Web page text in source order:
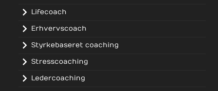
Lifecoach
Erhvervscoach
Styrkebaseret coaching
Stresscoaching
Ledercoaching